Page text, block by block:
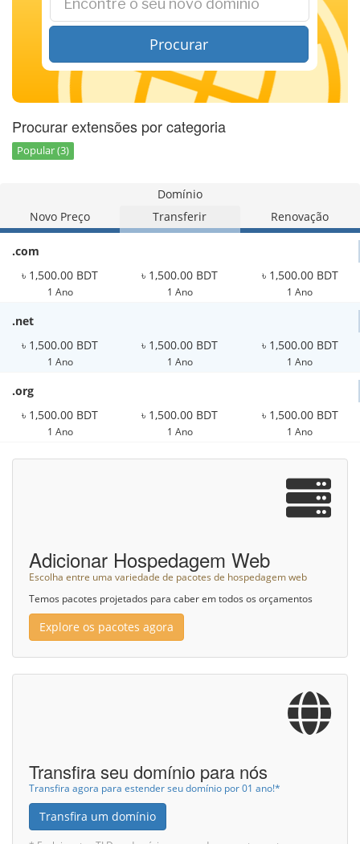
Procurar
Procurar extensões por categoria
Popular (3)
Domínio
Novo Preço
Transferir Renovação
.com
৳ 1,500.00 BDT
1 Ano
৳ 1,500.00 BDT
1 Ano
৳ 1,500.00 BDT
1 Ano
.net
৳ 1,500.00 BDT
1 Ano
৳ 1,500.00 BDT
1 Ano
৳ 1,500.00 BDT
1 Ano
.org
৳ 1,500.00 BDT
1 Ano
৳ 1,500.00 BDT
1 Ano
৳ 1,500.00 BDT
1 Ano
Adicionar Hospedagem Web
Escolha entre uma variedade de pacotes de hospedagem web
Temos pacotes projetados para caber em todos os orçamentos
Explore os pacotes agora
Transfira seu domínio para nós
Transfira agora para estender seu domínio por 01 ano!*
Transfira um domínio